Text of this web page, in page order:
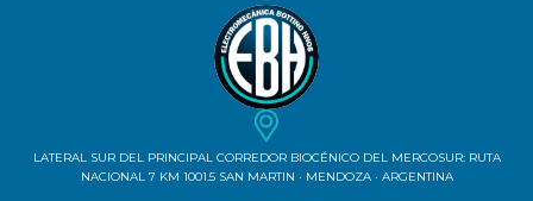
LATERAL SUR DEL PRINCIPAL CORREDOR BIOCÉNICO DEL MERCOSUR: RUTA
NACIONAL 7 KM 1001.5 SAN MARTIN · MENDOZA · ARGENTINA